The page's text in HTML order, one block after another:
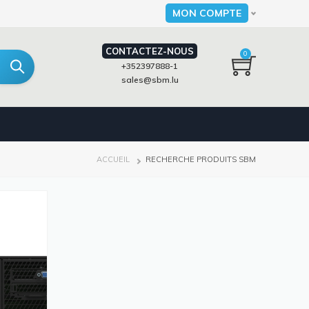
Select your language
MON COMPTE
CONTACTEZ-NOUS
+352397888-1
sales@sbm.lu
0
FIL
ACCUEIL RECHERCHE PRODUITS SBM